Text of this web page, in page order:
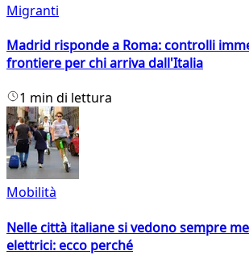
Migranti
Madrid risponde a Roma: controlli
frontiere per chi arriva dall'Italia
1 min di lettura
Mobilità
Nelle città italiane si vedono sempre
elettrici: ecco perché